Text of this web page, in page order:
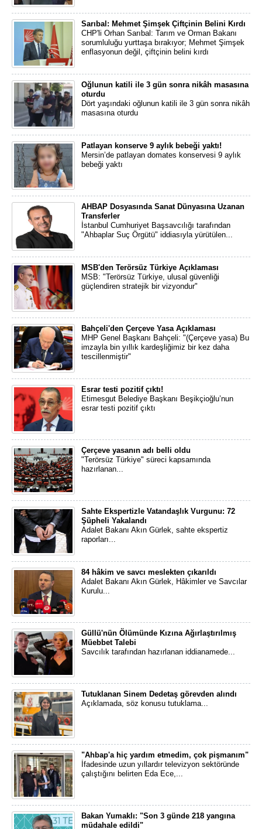
Sarıbal: Mehmet Şimşek Çiftçinin Belini Kırdı
CHP'li Orhan Sarıbal: Tarım ve Orman Bakanı
sorumluluğu yurttaşa bırakıyor; Mehmet Şimşek
enflasyonun değil, çiftçinin belini kırdı
Oğlunun katili ile 3 gün sonra nikâh masasına
oturdu
Dört yaşındaki oğlunun katili ile 3 gün sonra nikâh
masasına oturdu
Patlayan konserve 9 aylık bebeği yaktı!
Mersin’de patlayan domates konservesi 9 aylık
bebeği yaktı
AHBAP Dosyasında Sanat Dünyasına Uzanan
Transferler
İstanbul Cumhuriyet Başsavcılığı tarafından
"Ahbaplar Suç Örgütü" iddiasıyla yürütülen...
MSB'den Terörsüz Türkiye Açıklaması
MSB: "Terörsüz Türkiye, ulusal güvenliği
güçlendiren stratejik bir vizyondur"
Bahçeli'den Çerçeve Yasa Açıklaması
MHP Genel Başkanı Bahçeli: "(Çerçeve yasa) Bu
imzayla bin yıllık kardeşliğimiz bir kez daha
tescillenmiştir"
Esrar testi pozitif çıktı!
Etimesgut Belediye Başkanı Beşikçioğlu’nun
esrar testi pozitif çıktı
Çerçeve yasanın adı belli oldu
"Terörsüz Türkiye" süreci kapsamında
hazırlanan...
Sahte Ekspertizle Vatandaşlık Vurgunu: 72
Şüpheli Yakalandı
Adalet Bakanı Akın Gürlek, sahte ekspertiz
raporları...
84 hâkim ve savcı meslekten çıkarıldı
Adalet Bakanı Akın Gürlek, Hâkimler ve Savcılar
Kurulu...
Güllü'nün Ölümünde Kızına Ağırlaştırılmış
Müebbet Talebi
Savcılık tarafından hazırlanan iddianamede...
Tutuklanan Sinem Dedetaş görevden alındı
Açıklamada, söz konusu tutuklama...
"Ahbap'a hiç yardım etmedim, çok pişmanım"
İfadesinde uzun yıllardır televizyon sektöründe
çalıştığını belirten Eda Ece,...
Bakan Yumaklı: "Son 3 günde 218 yangına
müdahale edildi"